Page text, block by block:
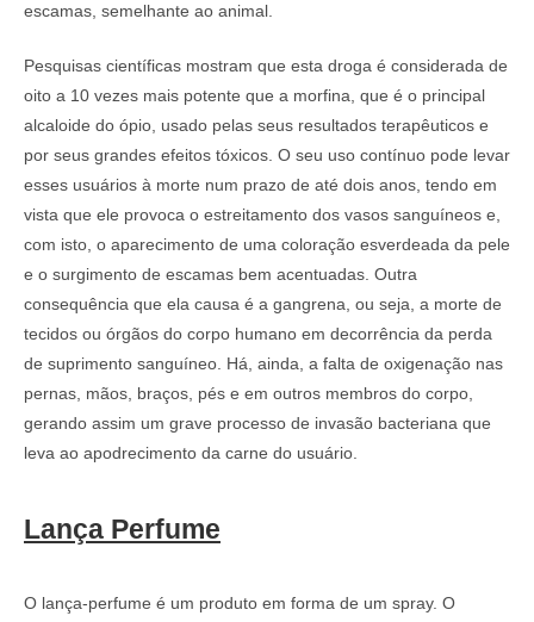
escamas, semelhante ao animal.
Pesquisas científicas mostram que esta droga é considerada de
oito a 10 vezes mais potente que a morfina, que é o principal
alcaloide do ópio, usado pelas seus resultados terapêuticos e
por seus grandes efeitos tóxicos. O seu uso contínuo pode levar
esses usuários à morte num prazo de até dois anos, tendo em
vista que ele provoca o estreitamento dos vasos sanguíneos e,
com isto, o aparecimento de uma coloração esverdeada da pele
e o surgimento de escamas bem acentuadas. Outra
consequência que ela causa é a gangrena, ou seja, a morte de
tecidos ou órgãos do corpo humano em decorrência da perda
de suprimento sanguíneo. Há, ainda, a falta de oxigenação nas
pernas, mãos, braços, pés e em outros membros do corpo,
gerando assim um grave processo de invasão bacteriana que
leva ao apodrecimento da carne do usuário.
Lança Perfume
O lança-perfume é um produto em forma de um spray. O